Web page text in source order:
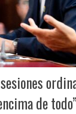
de todo”